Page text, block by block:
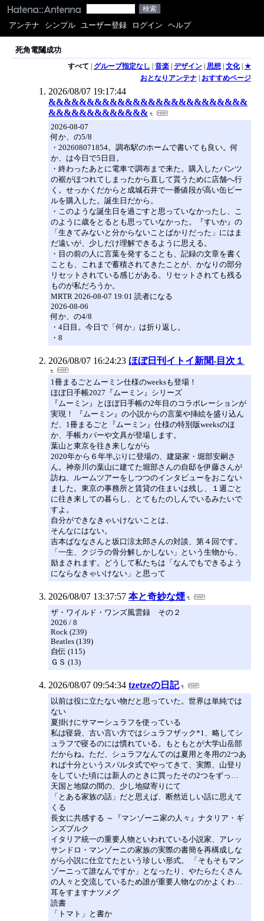
アンテナ シンプル ユーザー登録 ログイン ヘルプ
死角電闥成功
すべて | グループ指定なし | 音楽| デザイン| 思想| 文化| ★
おとなりアンテナ| おすすめページ
2026/08/07 19:17:44
&&&&&&&&&&&&&&&&&&&&&&&&&&
&&&&&&&&&&&&&
2026-08-07
何か、の5/8
・202608071854。調布駅のホームで書いても良い。何
か、は今日で5日目。
・終わったあとに電車で調布まで来た。購入したパンツ
の裾がほつれてしまったから直して貰うために店舗へ行
く。せっかくだからと成城石井で一番値段が高い缶ビー
ルを購入した。誕生日だから。
・このような誕生日を過ごすと思っていなかったし、こ
のように歳をとるとも思っていなかった。『すいか』の
「生きてみないと分からないことばかりだった」にはま
だ遠いが、少しだけ理解できるように思える。
・目の前の人に言葉を発することも、記録の文章を書く
ことも、これまで蓄積されてきたことが、かなりの部分
リセットされている感じがある。リセットされても残る
ものが私だろうか。
MRTR 2026-08-07 19:01 読者になる
2026-08-06
何か、の4/8
・4日目。今日で「何か」は折り返し。
・8
2026/08/07 16:24:23 ほぼ日刊イトイ新聞-目次１
1冊まるごとムーミン仕様のweeksも登場！
ほぼ日手帳2027『ムーミン』シリーズ
『ムーミン』とほぼ日手帳の2年目のコラボレーションが
実現！ 『ムーミン』の小説からの言葉や挿絵を盛り込ん
だ、1冊まるごと『ムーミン』仕様の特別版weeksのほ
か、手帳カバーや文具が登場します。
葉山と東京を往き来しながら
2020年から６年半ぶりに登場の、建築家・堀部安嗣さ
ん。神奈川の葉山に建てた堀部さんの自邸を伊藤さんが
訪ね、ルームツアーをしつつのインタビューをおこない
ました。東京の事務所と賃貸の住まいは残し、１週ごと
に往き来しての暮らし、とてもたのしんでいるみたいで
すよ。
自分ができなきゃいけないことは、
そんなにはない。
吉本ばななさんと坂口涼太郎さんの対談、第４回です。
「一生、クジラの骨分解しかしない」という生物から、
励まされます。どうして私たちは「なんでもできるよう
にならなきゃいけない」と思って
2026/08/07 13:37:57 本と奇妙な煙
ザ・ワイルド・ワンズ風雲録 その２
2026 / 8
Rock (239)
Beatles (139)
自伝 (115)
ＧＳ (13)
2026/08/07 09:54:34 tzetzeの日記
以前は役に立たない物だと思っていた。世界は単純では
ない
夏掛けにサマーシュラフを使っている
私は寝袋、古い言い方ではシュラフザック*1、略してシ
ュラフで寝るのには慣れている。もともとが大学山岳部
だからね。ただ、シュラフなんてのは夏用と冬用の2つあ
れば十分というスパルタ式でやってきて、実際、山登り
をしていた頃には新人のときに買ったその2つをずっ…
天国と地獄の間の、少し地獄寄りにて
「とある家族の話」だと思えば、断然近しい話に思えて
くる
長女に共感する ～『マンゾーニ家の人々』ナタリア・ギ
ンズブルク
イタリア統一の重要人物といわれている小説家、アレッ
サンドロ・マンゾーニの家族の実際の書簡を再構成しな
がら小説に仕立てたという珍しい形式。 「そもそもマン
ゾーニって誰なんですか」となったり、やたらたくさん
の人々と交流しているため誰が重要人物なのかよくわ…
耳をすますナツメグ
読書
「トマト」と書か